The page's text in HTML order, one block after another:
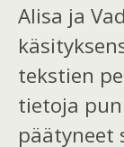
Alisa ja
tekstien
tietoja
päätyneet